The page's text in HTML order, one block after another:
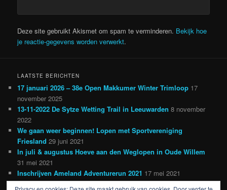
Deze site gebruikt Akismet om spam te verminderen. Bekijk hoe
je reactie-gegevens worden verwerkt.
LAATSTE BERICHTEN
17 januari 2026 – 38e Open Makkumer Winter Trimloop 17
november 2025
13-11-2022 De Sytze Wetting Trail in Leeuwarden 8 november
2022
We gaan weer beginnen! Lopen met Sportvereniging
Friesland 29 juni 2021
In juli & augustus Hoeve aan den Weglopen in Oude Willem
31 mei 2021
Inschrijven Ameland Adventurerun 2021 17 mei 2021